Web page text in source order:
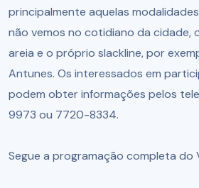
principalmente aquelas
não vemos no cotidiano da cidade,
areia e o próprio slackline, por
Antunes. Os interessados em
podem obter informações pelos
9973 ou 7720-8334.
Segue a programação completa do